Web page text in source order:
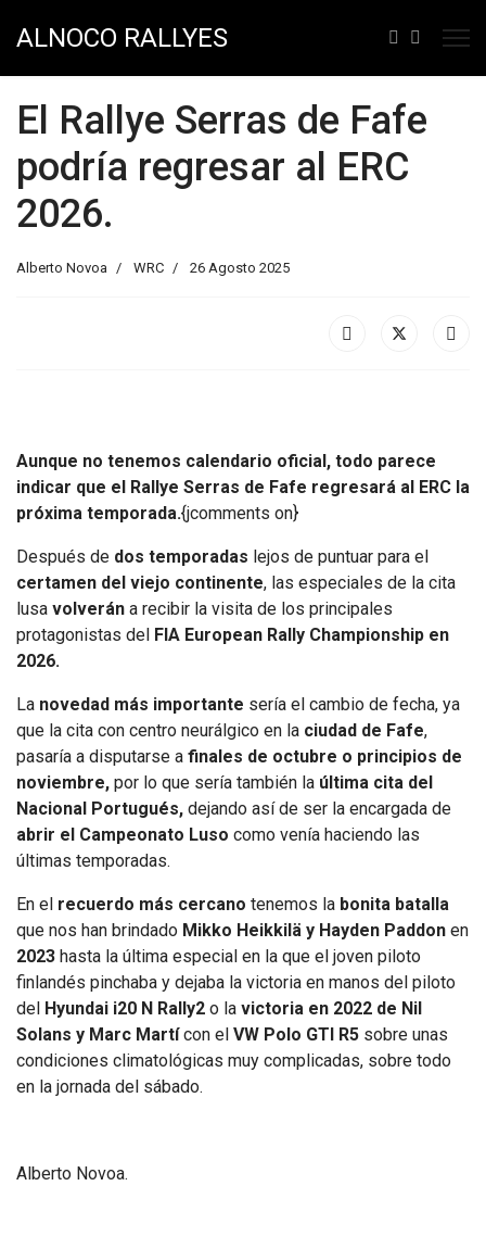
ALNOCO RALLYES
El Rallye Serras de Fafe
podría regresar al ERC
2026.
Alberto Novoa WRC 26 Agosto 2025
Aunque no tenemos calendario oficial, todo parece
indicar que el Rallye Serras de Fafe regresará al ERC la
próxima temporada.{jcomments on}
Después de dos temporadas lejos de puntuar para el
certamen del viejo continente, las especiales de la cita
lusa volverán a recibir la visita de los principales
protagonistas del FIA European Rally Championship en
2026.
La novedad más importante sería el cambio de fecha, ya
que la cita con centro neurálgico en la ciudad de Fafe,
pasaría a disputarse a finales de octubre o principios de
noviembre, por lo que sería también la última cita del
Nacional Portugués, dejando así de ser la encargada de
abrir el Campeonato Luso como venía haciendo las
últimas temporadas.
En el recuerdo más cercano tenemos la bonita batalla
que nos han brindado Mikko Heikkilä y Hayden Paddon en
2023 hasta la última especial en la que el joven piloto
finlandés pinchaba y dejaba la victoria en manos del piloto
del Hyundai i20 N Rally2 o la victoria en 2022 de Nil
Solans y Marc Martícon el VW Polo GTI R5 sobre unas
condiciones climatológicas muy complicadas, sobre todo
en la jornada del sábado.
Alberto Novoa.